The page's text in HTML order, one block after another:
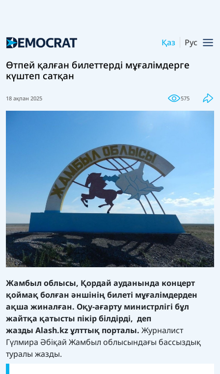
Қаз Рус
Өтпей қалған билеттерді мұғалімдерге
күштеп сатқан
18 ақпан 2025 575
Жамбыл облысы, Қордай ауданында концерт
қоймақ болған әншінің билеті мұғалімдерден
ақша жиналған. Оқу-ағарту министрлігі бұл
жайтқа қатысты пікір білдірді, деп
жазды Alash.kz ұлттық порталы. Журналист
Гүлмира Әбіқай Жамбыл облысындағы бассыздық
туралы жазды.